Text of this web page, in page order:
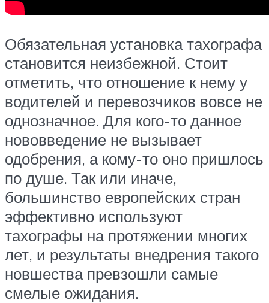
Обязательная установка тахографа
становится неизбежной. Стоит
отметить, что отношение к нему у
водителей и перевозчиков вовсе не
однозначное. Для кого-то данное
нововведение не вызывает
одобрения, а кому-то оно пришлось
по душе. Так или иначе,
большинство европейских стран
эффективно используют
тахографы на протяжении многих
лет, и результаты внедрения такого
новшества превзошли самые
смелые ожидания.